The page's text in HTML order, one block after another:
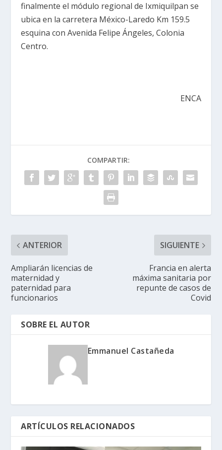
finalmente el módulo regional de Ixmiquilpan se
ubica en la carretera México-Laredo Km 159.5
esquina con Avenida Felipe Ángeles, Colonia
Centro.
ENCA
COMPARTIR:
ANTERIOR
Ampliarán licencias de
maternidad y
paternidad para
funcionarios
SIGUIENTE
Francia en alerta
máxima sanitaria por
repunte de casos de
Covid
SOBRE EL AUTOR
Emmanuel Castañeda
ARTÍCULOS RELACIONADOS